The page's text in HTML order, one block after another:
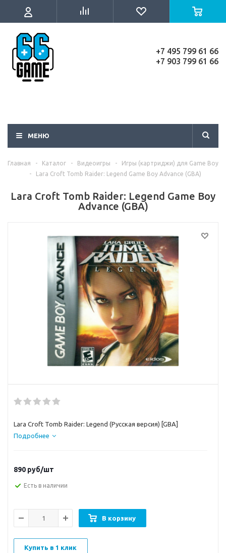
+7 495 799 61 66
+7 903 799 61 66
МЕНЮ
Главная - Каталог - Видеоигры -
Игры (картриджи) для Game Boy
-
Lara Croft Tomb Raider: Legend Game Boy Advance (GBA)
Lara Croft Tomb Raider: Legend Game Boy
Advance (GBA)
Lara Croft Tomb Raider: Legend (Русская версия) [GBA]
Подробнее
890 руб/шт
Есть в наличии
В корзину
Купить в 1 клик